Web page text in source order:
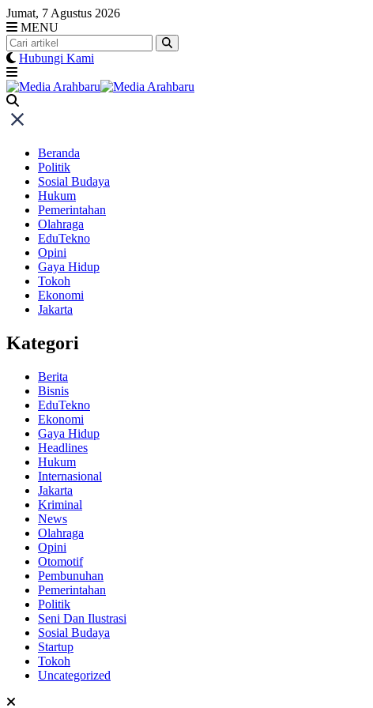
Skip
to
content
Jumat, 7 Agustus 2026
MENU
Hubungi Kami
Beranda
Politik
Sosial Budaya
Hukum
Pemerintahan
Olahraga
EduTekno
Opini
Gaya Hidup
Tokoh
Ekonomi
Jakarta
Kategori
Berita
Bisnis
EduTekno
Ekonomi
Gaya Hidup
Headlines
Hukum
Internasional
Jakarta
Kriminal
News
Olahraga
Opini
Otomotif
Pembunuhan
Pemerintahan
Politik
Seni Dan Ilustrasi
Sosial Budaya
Startup
Tokoh
Uncategorized